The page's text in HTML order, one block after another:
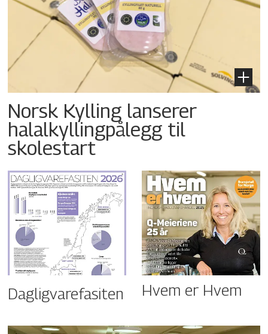
Norsk Kylling lanserer
halalkyllingpålegg til
skolestart
Dagligvarefasiten Hvem er Hvem